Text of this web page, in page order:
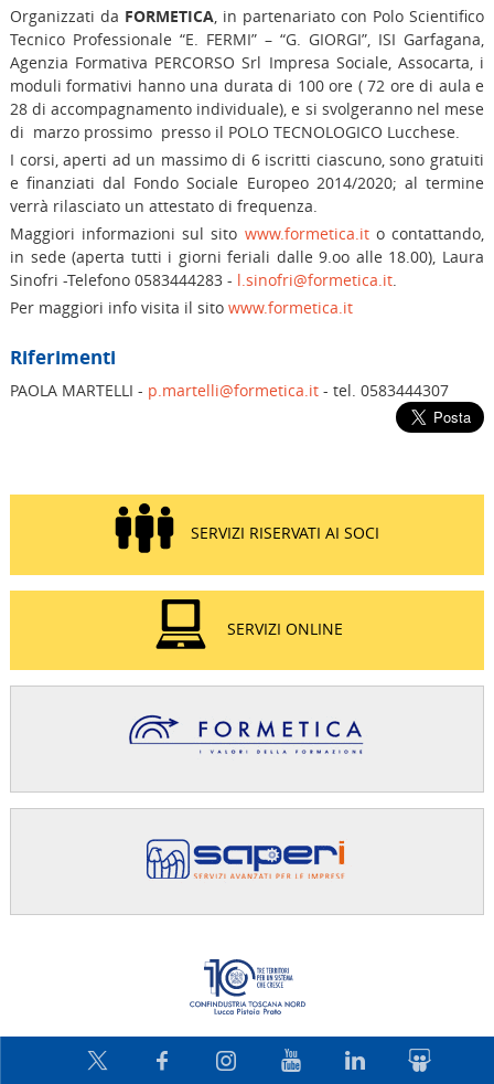
Organizzati da FORMETICA, in partenariato con Polo Scientifico
Tecnico Professionale “E. FERMI” – “G. GIORGI”, ISI Garfagana,
Agenzia Formativa PERCORSO Srl Impresa Sociale, Assocarta, i
moduli formativi hanno una durata di 100 ore ( 72 ore di aula e
28 di accompagnamento individuale), e si svolgeranno nel mese
di marzo prossimo presso il POLO TECNOLOGICO Lucchese.
I corsi, aperti ad un massimo di 6 iscritti ciascuno, sono gratuiti
e finanziati dal Fondo Sociale Europeo 2014/2020; al termine
verrà rilasciato un attestato di frequenza.
Maggiori informazioni sul sito www.formetica.ito contattando,
in sede (aperta tutti i giorni feriali dalle 9.oo alle 18.00), Laura
Sinofri -Telefono 0583444283 - l.sinofri@formetica.it.
Per maggiori info visita il sito www.formetica.it
Riferimenti
PAOLA MARTELLI - p.martelli@formetica.it- tel. 0583444307
SERVIZI RISERVATI AI SOCI
SERVIZI ONLINE